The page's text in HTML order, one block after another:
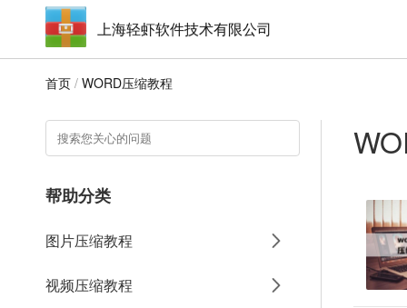
上海轻虾软件技术有限公司
首页 / WORD压缩教程
帮助分类
图片压缩教程
视频压缩教程